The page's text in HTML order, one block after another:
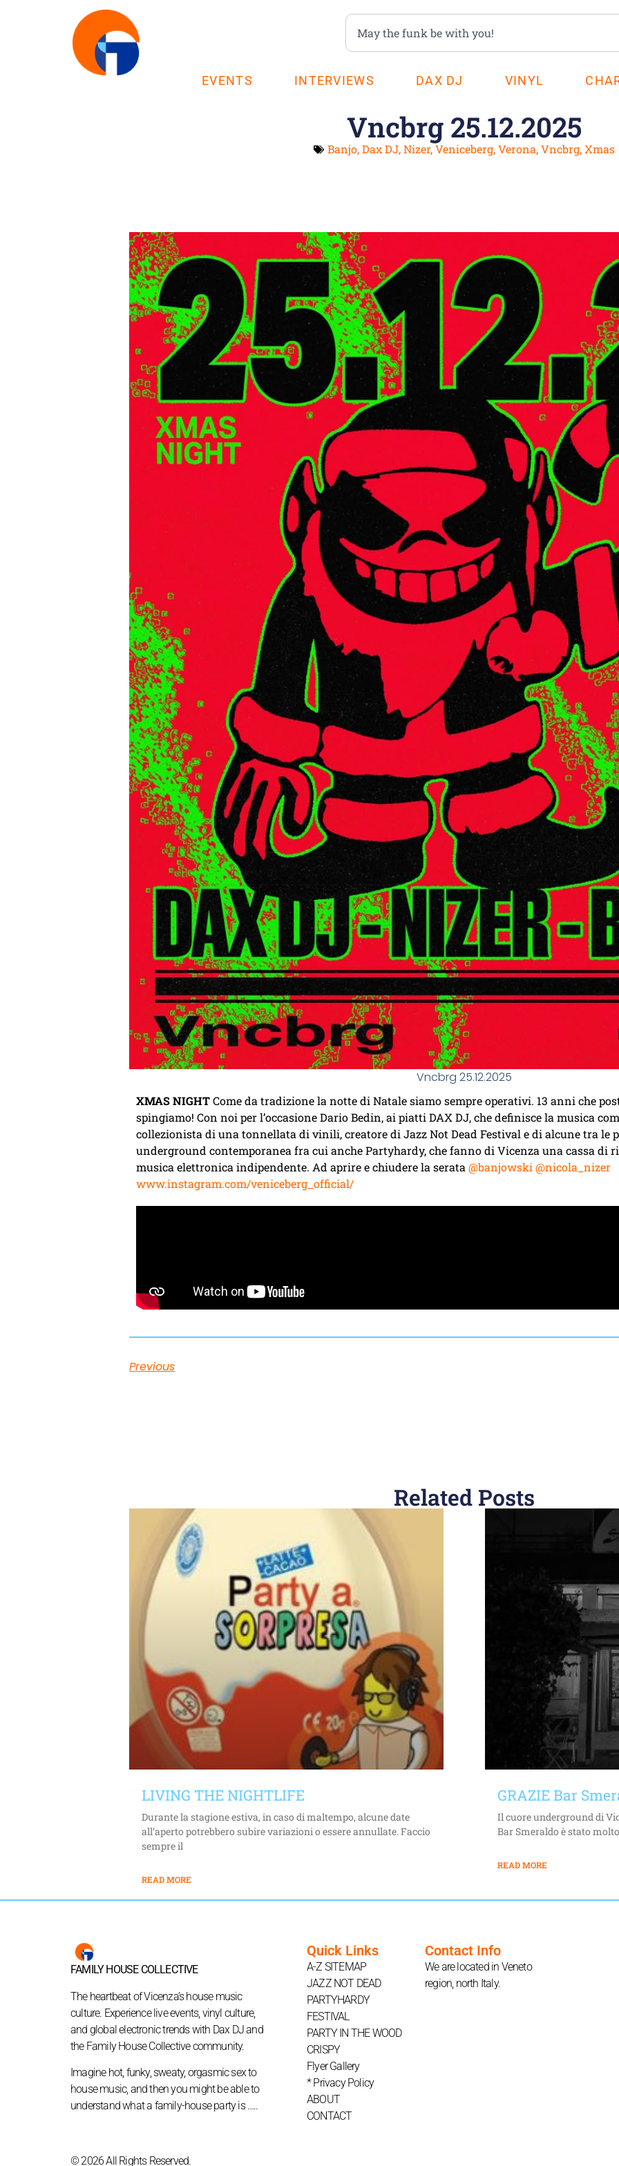
EVENTS INTERVIEWS DAX DJ VINYL
Vncbrg 25.12.2025
Banjo,Dax DJ,Nizer,Veniceberg,Verona,Vncbrg, Xmas
Vncbrg 25.12.2025
XMAS NIGHTCome da tradizione la notte di Natale siamo sempre operativi. 13 anni che
spingiamo! Con noi per l’occasione Dario Bedin, ai piatti DAX DJ, che definisce la musica
collezionista di una tonnellata di vinili, creatore di Jazz Not Dead Festival e di alcune tra le
underground contemporanea fra cui anche Partyhardy, che fanno di Vicenza una cassa di
musica elettronica indipendente. Ad aprire e chiudere la serata @banjowski @nicola_nizer
www.instagram.com/veniceberg_official/
Previous
Related Posts
LIVING THE NIGHTLIFE
Durante la stagione estiva, in caso di maltempo, alcune date
all’aperto potrebbero subire variazioni o essere annullate. Faccio
sempre il
READ MORE
GRAZIE Bar
Il cuore underground di
Bar Smeraldo è stato
READ MORE
FAMILY HOUSE COLLECTIVE
The heartbeat of Vicenza’s house music
culture. Experience live events, vinyl culture,
and global electronic trends with Dax DJ and
the Family House Collective community.
Imagine hot, funky, sweaty, orgasmic sex to
house music, and then you might be able to
understand what a family-house party is …..
Quick Links
A-Z SITEMAP
JAZZ NOT DEAD
PARTYHARDY
FESTIVAL
PARTY IN THE WOOD
CRISPY
Flyer Gallery
* Privacy Policy
ABOUT
CONTACT
Contact Info
We are located in Veneto
region, north Italy.
© 2026 All Rights Reserved.